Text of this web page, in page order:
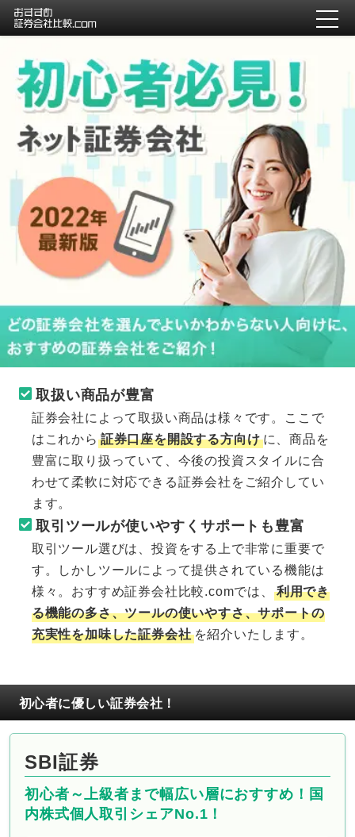
取扱い商品が豊富
証券会社によって取扱い商品は様々です。ここで
はこれから 証券口座を開設する方向けに、商品を
豊富に取り扱っていて、今後の投資スタイルに合
わせて柔軟に対応できる証券会社をご紹介してい
ます。
取引ツールが使いやすくサポートも豊富
取引ツール選びは、投資をする上で非常に重要で
す。しかしツールによって提供されている機能は
様々。おすすめ証券会社比較.comでは、
利用でき
る機能の多さ、ツールの使いやすさ、サポートの
充実性を加味した証券会社を紹介いたします。
初心者に優しい証券会社！
SBI証券
初心者～上級者まで幅広い層におすすめ！国
内株式個人取引シェアNo.1！